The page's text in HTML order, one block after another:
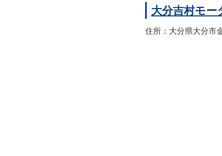
大分吉村モー
住所：大分県大分市